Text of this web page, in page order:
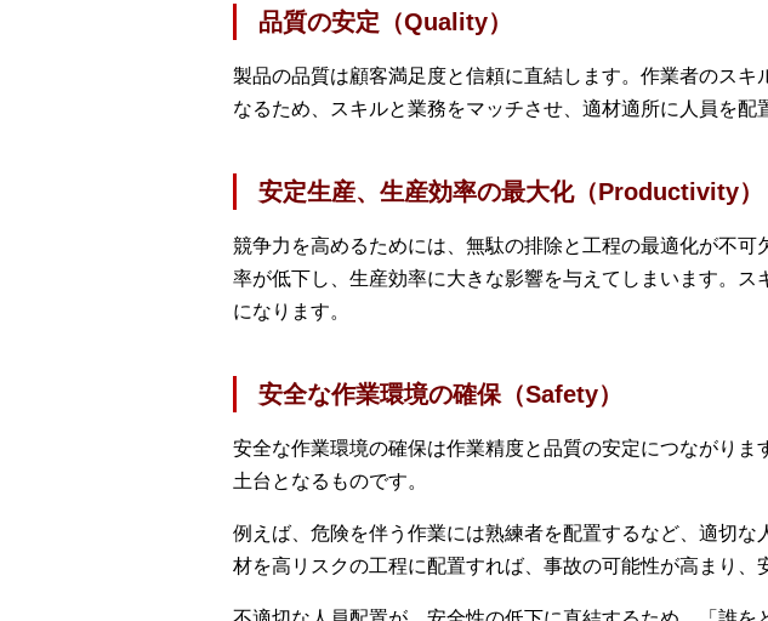
品質の安定（Quality）
製品の品質は顧客満足度と信頼に直結します。作業者のス
なるため、スキルと業務をマッチさせ、適材適所に人員を配
安定生産、生産効率の最大化（Productivity）
競争力を高めるためには、無駄の排除と工程の最適化が不
率が低下し、生産効率に大きな影響を与えてしまいます。
になります。
安全な作業環境の確保（Safety）
安全な作業環境の確保は作業精度と品質の安定につながり
土台となるものです。
例えば、危険を伴う作業には熟練者を配置するなど、適切
材を高リスクの工程に配置すれば、事故の可能性が高まり、